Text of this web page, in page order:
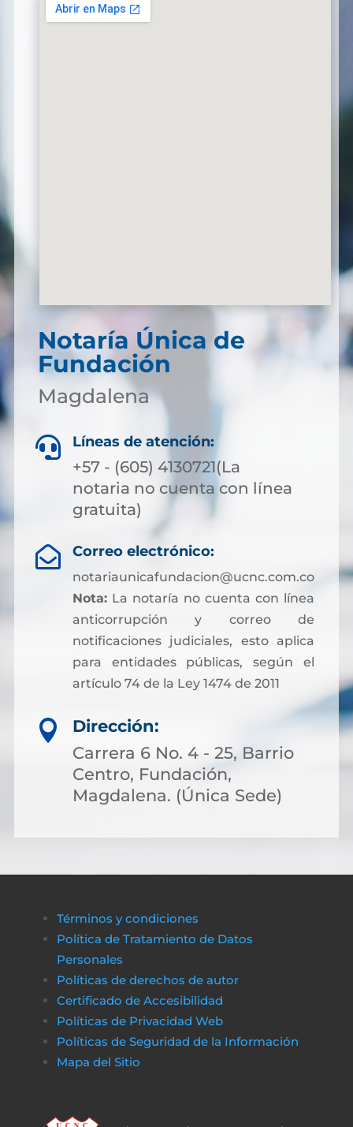
Notaría Única de
Fundación
Magdalena
 Líneas de atención:
+57 - (605) 4130721(La
notaria no cuenta con línea
gratuita)
 Correo electrónico:
notariaunicafundacion@ucnc.com.co
Nota:La notaría no cuenta con línea
anticorrupción y correo de
notificaciones judiciales, esto aplica
para entidades públicas, según el
artículo 74 de la Ley 1474 de 2011

Dirección:
Carrera 6 No. 4 - 25, Barrio
Centro, Fundación,
Magdalena. (Única Sede)
Términos y condiciones
Política de Tratamiento de Datos
Personales
Políticas de derechos de autor
Certificado de Accesibilidad
Políticas de Privacidad Web
Políticas de Seguridad de la Información
Mapa del Sitio